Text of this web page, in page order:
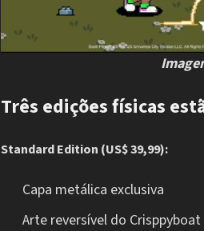
Três edições físicas
Standard Edition (US$ 39,99):
Capa metálica exclusiva
Arte reversível do Crisppyboat